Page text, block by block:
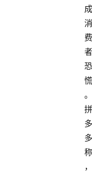
成
消
费
者
恐
慌
。
拼
多
多
称
，